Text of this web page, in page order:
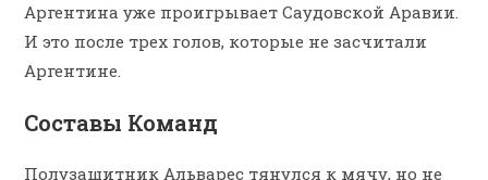
Аргентина уже проигрывает Саудовской Аравии.
И это после трех голов, которые не засчитали
Аргентине.
Составы Команд
Полузащитник Альварес тянулся к мячу, но не